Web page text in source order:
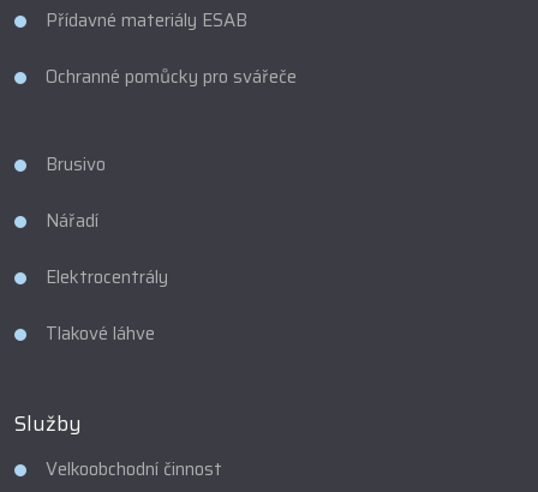
Přídavné materiály ESAB
Ochranné pomůcky pro svářeče
Brusivo
Nářadí
Elektrocentrály
Tlakové láhve
Služby
Velkoobchodní činnost